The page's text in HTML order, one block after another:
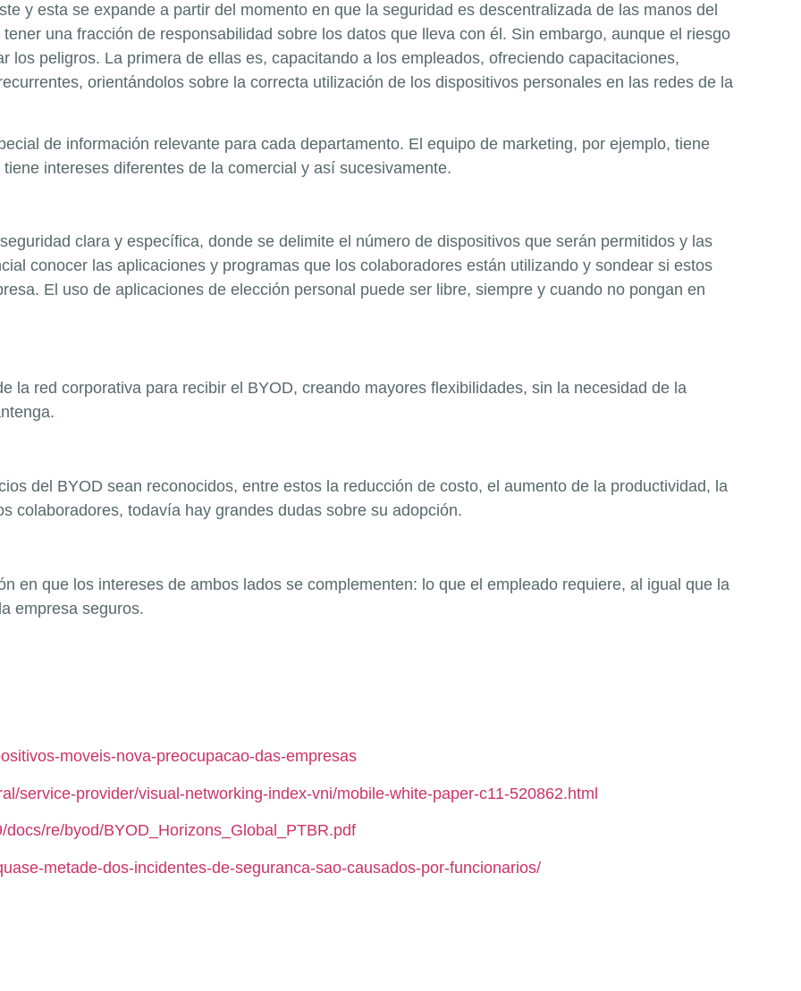
y esta se expande a partir del momento en que la seguridad es descentralizada de las manos del
una fracción de responsabilidad sobre los datos que lleva con él. Sin embargo, aunque el riesgo
los peligros. La primera de ellas es, capacitando a los empleados, ofreciendo capacitaciones,
orientándolos sobre la correcta utilización de los dispositivos personales en las redes de la
de información relevante para cada departamento. El equipo de marketing, por ejemplo, tiene
intereses diferentes de la comercial y así sucesivamente.
clara y específica, donde se delimite el número de dispositivos que serán permitidos y las
conocer las aplicaciones y programas que los colaboradores están utilizando y sondear si estos
El uso de aplicaciones de elección personal puede ser libre, siempre y cuando no pongan en
la red corporativa para recibir el BYOD, creando mayores flexibilidades, sin la necesidad de la
del BYOD sean reconocidos, entre estos la reducción de costo, el aumento de la productividad, la
colaboradores, todavía hay grandes dudas sobre su adopción.
en que los intereses de ambos lados se complementen: lo que el empleado requiere, al igual que la
empresa seguros.
moveis-nova-preocupacao-das-empresas
service-provider/visual-networking-index-vni/mobile-white-paper-c11-520862.html
re/byod/BYOD_Horizons_Global_PTBR.pdf
metade-dos-incidentes-de-seguranca-sao-causados-por-funcionarios/